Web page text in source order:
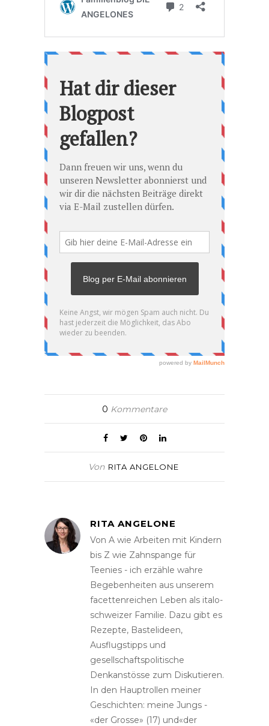
0 Kommentare
Von RITA ANGELONE
RITA ANGELONE
Von A wie Arbeiten mit Kindern
bis Z wie Zahnspange für
Teenies - ich erzähle wahre
Begebenheiten aus unserem
facettenreichen Leben als italo-
schweizer Familie. Dazu gibt es
Rezepte, Bastelideen,
Ausflugstipps und
gesellschaftspolitische
Denkanstösse zum Diskutieren.
In den Hauptrollen meiner
Geschichten: meine Jungs -
«der Grosse» (17) und«der